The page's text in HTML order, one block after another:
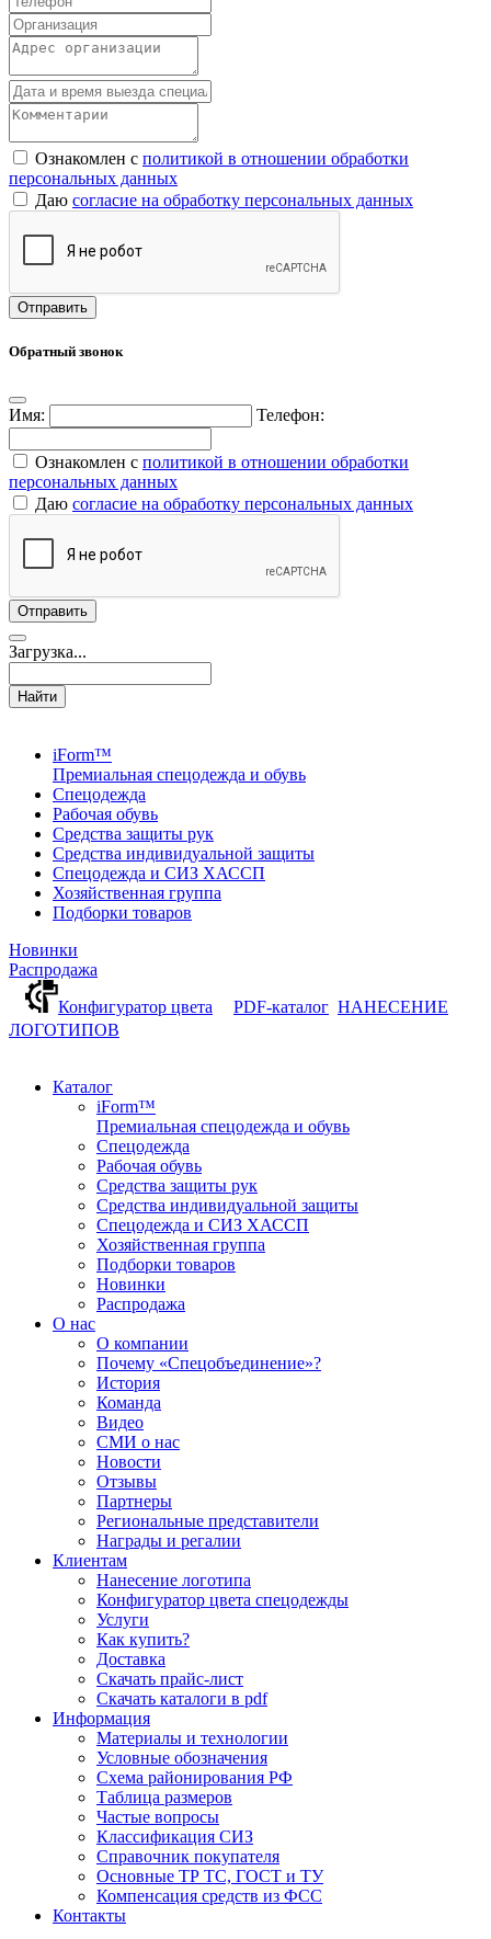
Ознакомлен с политикой в отношении обработки
персональных данных
Даю согласие на обработку персональных данных
Обратный звонок
Имя: Телефон:
Ознакомлен с политикой в отношении обработки
персональных данных
Даю согласие на обработку персональных данных
Загрузка...
Найти
iForm™
Премиальная спецодежда и обувь
Спецодежда
Рабочая обувь
Средства защиты рук
Средства индивидуальной защиты
Спецодежда и СИЗ ХАССП
Хозяйственная группа
Подборки товаров
Новинки
Распродажа
Конфигуратор цвета
PDF-каталог НАНЕСЕНИЕ
ЛОГОТИПОВ
Каталог
iForm™
Премиальная спецодежда и обувь
Спецодежда
Рабочая обувь
Средства защиты рук
Средства индивидуальной защиты
Спецодежда и СИЗ ХАССП
Хозяйственная группа
Подборки товаров
Новинки
Распродажа
О нас
О компании
Почему «Спецобъединение»?
История
Команда
Видео
СМИ о нас
Новости
Отзывы
Партнеры
Региональные представители
Награды и регалии
Клиентам
Нанесение логотипа
Конфигуратор цвета спецодежды
Услуги
Как купить?
Доставка
Скачать прайс-лист
Скачать каталоги в pdf
Информация
Материалы и технологии
Условные обозначения
Схема районирования РФ
Таблица размеров
Частые вопросы
Классификация СИЗ
Справочник покупателя
Основные ТР ТС, ГОСТ и ТУ
Компенсация средств из ФСС
Контакты